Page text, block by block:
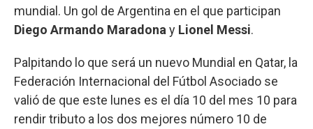
mundial. Un gol de Argentina en el que participan
Diego Armando Maradona y Lionel Messi.
Palpitando lo que será un nuevo Mundial en Qatar, la
Federación Internacional del Fútbol Asociado se
valió de que este lunes es el día 10 del mes 10 para
rendir tributo a los dos mejores número 10 de